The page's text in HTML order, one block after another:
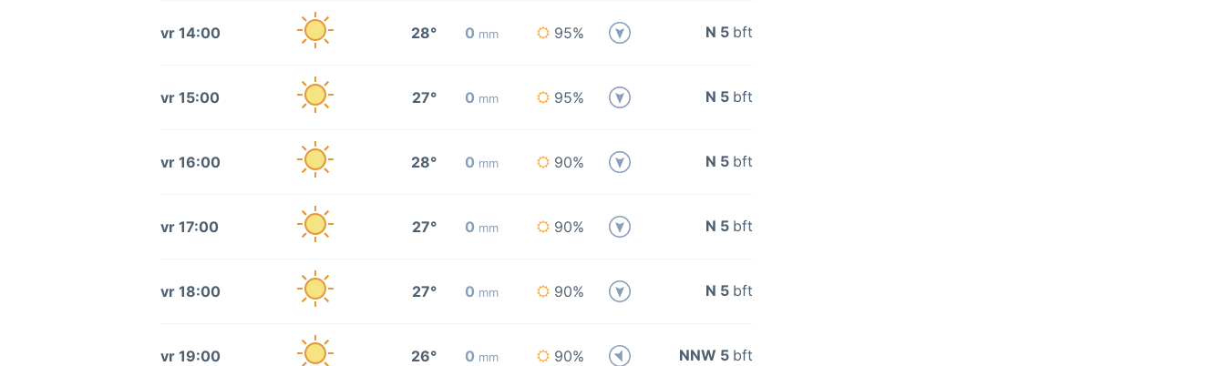
vr 14:00 28° 0 mm 95% N 5 bft
vr 15:00 27° 0 mm 95% N 5 bft
vr 16:00 28° 0 mm 90% N 5 bft
vr 17:00 27° 0 mm 90% N 5 bft
vr 18:00 27° 0 mm 90% N 5 bft
vr 19:00 26° 0 mm 90% NNW 5 bft